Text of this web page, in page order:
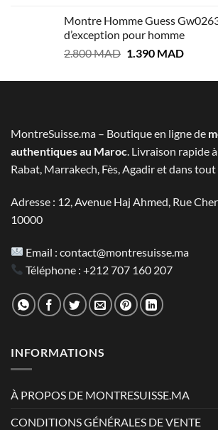
était :
3.100 MAD.
est :
1.600
Montre Homme Guess
d’exception pour homme
2.800MAD Le
initial
1.390 MADLe
actuel
MontreSuisse.ma – Boutique en ligne de
authentiques au Maroc. Livraison rapide
Rabat, Marrakech, Fès, Agadir et dans
Adresse : 12, Avenue Haj Ahmed, Rue
10000
Email :contact@montresuisse.ma
Téléphone :+212 707 160 207
INFORMATIONS
À PROPOS DE MONTRESUISSE.MA
CONDITIONS GÉNÉRALES DE VENTE